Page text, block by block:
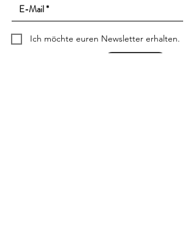
Ich möchte euren Newsletter erhalten.